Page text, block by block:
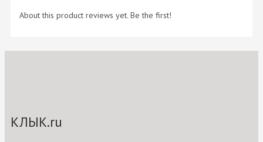
About this product reviews yet. Be the first!
КЛЫК.ru